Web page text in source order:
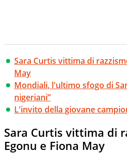
Sara Curtis vittima di
May
Mondiali, l'ultimo sfogo di
nigeriani”
L'invito della giovane
Sara Curtis vittima di
Egonu e Fiona May